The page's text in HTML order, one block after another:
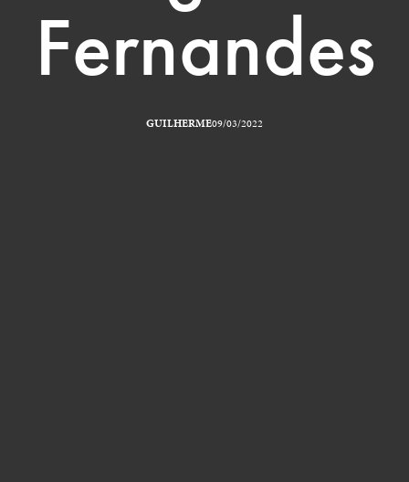
Fernandes
GUILHERME09/03/2022